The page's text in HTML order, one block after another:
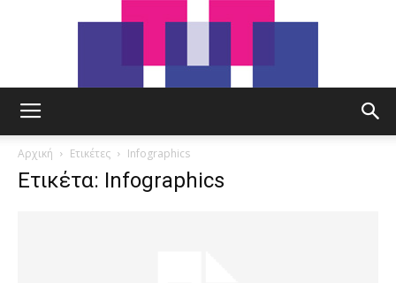
Αρχική Ετικέτες Infographics
Ετικέτα: Infographics